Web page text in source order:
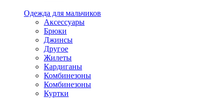
Одежда для мальчиков
Аксессуары
Брюки
Джинсы
Другое
Жилеты
Кардиганы
Комбинезоны
Комбинезоны
Куртки